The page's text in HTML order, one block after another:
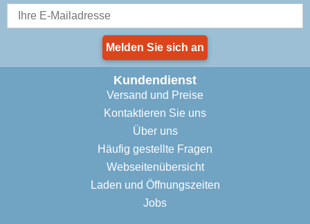
Melden Sie sich an
Kundendienst
Versand und Preise
Kontaktieren Sie uns
Über uns
Häufig gestellte Fragen
Webseitenübersicht
Laden und Öffnungszeiten
Jobs